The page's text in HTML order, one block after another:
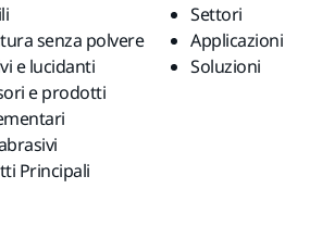
senza polvere
e lucidanti
e prodotti
Principali
Settori
Applicazioni
Soluzioni